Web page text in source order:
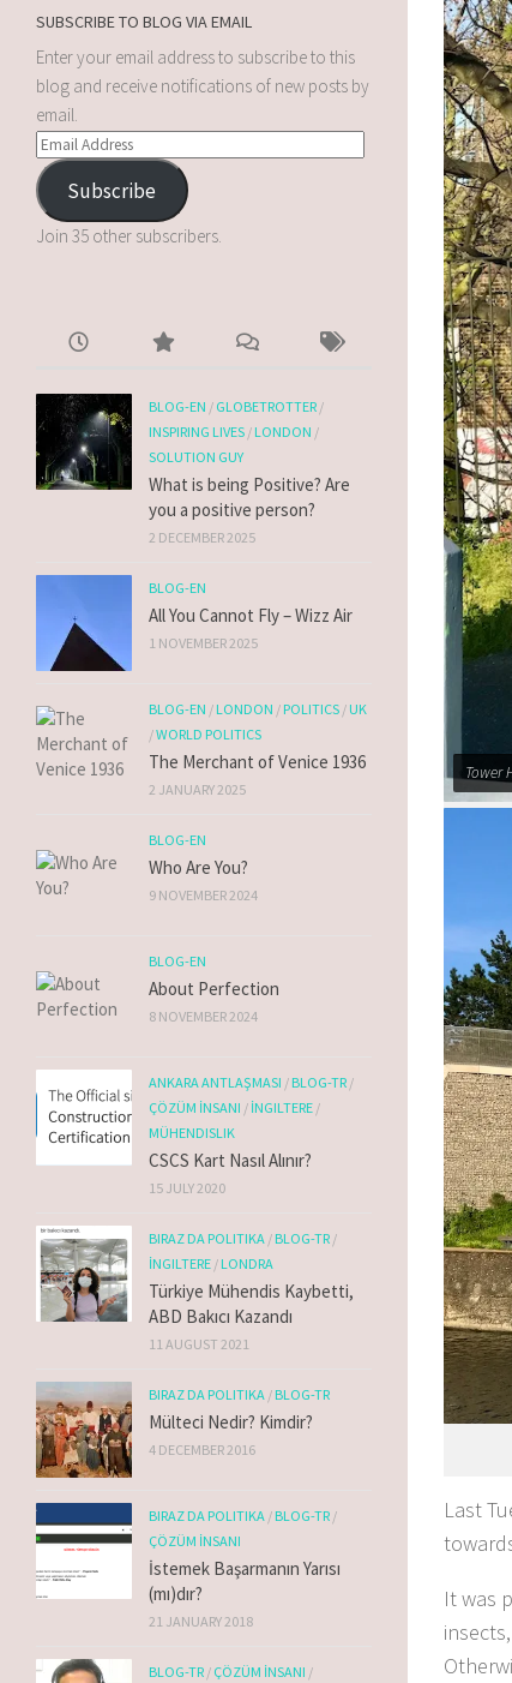
Tower
Last
It was
SUBSCRIBE TO BLOG VIA EMAIL
Enter your email address to subscribe to this
blog and receive notifications of new posts by
email.
Subscribe
Join 35 other subscribers.
BLOG-EN / GLOBETROTTER /
INSPIRING LIVES /LONDON /
SOLUTION GUY
What is being Positive? Are
you a positive person?
2 DECEMBER 2025
BLOG-EN
All You Cannot Fly – Wizz Air
1 NOVEMBER 2025
BLOG-EN /LONDON /POLITICS /UK
/WORLD POLITICS
The Merchant of Venice 1936
2 JANUARY 2025
BLOG-EN
Who Are You?
9 NOVEMBER 2024
BLOG-EN
About Perfection
8 NOVEMBER 2024
ANKARA ANTLAŞMASI /BLOG-TR /
ÇÖZÜM İNSANI / İNGILTERE /
MÜHENDISLIK
CSCS Kart Nasıl Alınır?
15 JULY 2020
BIRAZ DA POLITIKA /BLOG-TR /
İNGILTERE /LONDRA
Türkiye Mühendis Kaybetti,
ABD Bakıcı Kazandı
11 AUGUST 2021
BIRAZ DA POLITIKA /BLOG-TR
Mülteci Nedir? Kimdir?
4 DECEMBER 2016
BIRAZ DA POLITIKA /BLOG-TR /
ÇÖZÜM İNSANI
İstemek Başarmanın Yarısı
(mı)dır?
21 JANUARY 2018
BLOG-TR / ÇÖZÜM İNSANI /